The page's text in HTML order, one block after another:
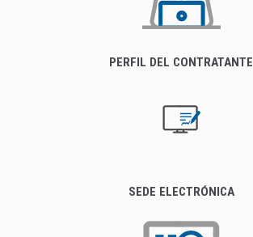
PERFIL DEL CONTRATANTE
SEDE ELECTRÓNICA